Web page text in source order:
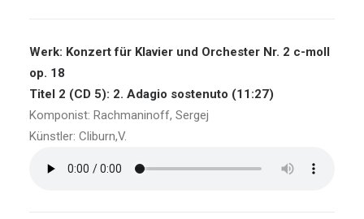
Werk: Konzert für Klavier und Orchester Nr. 2 c-moll
op. 18
Titel 2 (CD 5): 2. Adagio sostenuto (11:27)
Komponist: Rachmaninoff, Sergej
Künstler: Cliburn,V.